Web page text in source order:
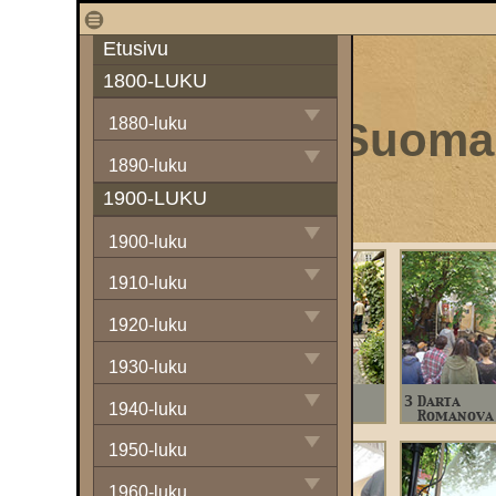
1
Etusivu
1800-LUKU
1880-luku
1890-luku
1900-LUKU
1900-luku
1910-luku
1920-luku
1930-luku
1940-luku
1950-luku
1 Jaan Seepter
Alkupäivän
3 Darta
Romanova